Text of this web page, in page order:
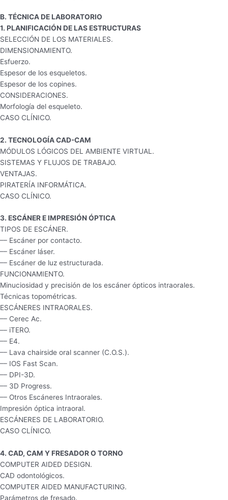
B. TÉCNICA DE LABORATORIO
1. PLANIFICACIÓN DE LAS ESTRUCTURAS
SELECCIÓN DE LOS MATERIALES.
DIMENSIONAMIENTO.
Esfuerzo.
Espesor de los esqueletos.
Espesor de los copines.
CONSIDERACIONES.
Morfología del esqueleto.
CASO CLÍNICO.
2. TECNOLOGÍA CAD-CAM
MÓDULOS LÓGICOS DEL AMBIENTE VIRTUAL.
SISTEMAS Y FLUJOS DE TRABAJO.
VENTAJAS.
PIRATERÍA INFORMÁTICA.
CASO CLÍNICO.
3. ESCÁNER E IMPRESIÓN ÓPTICA
TIPOS DE ESCÁNER.
–– Escáner por contacto.
–– Escáner láser.
–– Escáner de luz estructurada.
FUNCIONAMIENTO.
Minuciosidad y precisión de los escáner ópticos intraorales.
Técnicas topométricas.
ESCÁNERES INTRAORALES.
–– Cerec Ac.
–– iTERO.
–– E4.
–– Lava chairside oral scanner (C.O.S.).
–– IOS Fast Scan.
–– DPI-3D.
–– 3D Progress.
–– Otros Escáneres Intraorales.
Impresión óptica intraoral.
ESCÁNERES DE LABORATORIO.
CASO CLÍNICO.
4. CAD, CAM Y FRESADOR O TORNO
COMPUTER AIDED DESIGN.
CAD odontológicos.
COMPUTER AIDED MANUFACTURING.
Parámetros de fresado.